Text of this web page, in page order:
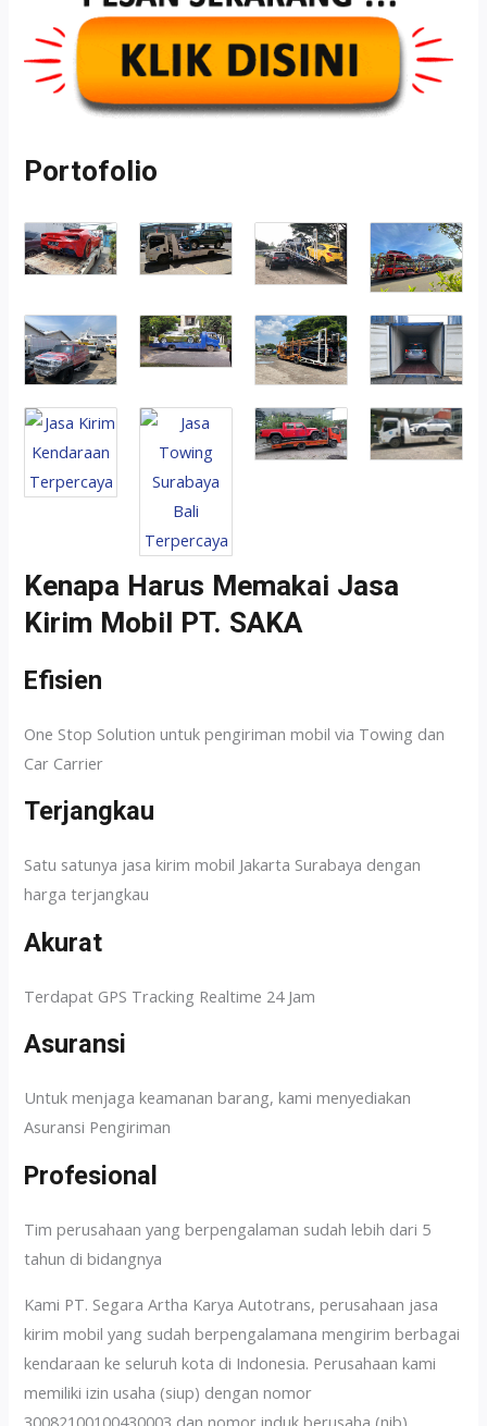
Portofolio
Kenapa Harus Memakai Jasa
Kirim Mobil PT. SAKA
Efisien
One Stop Solution untuk pengiriman mobil via Towing dan
Car Carrier
Terjangkau
Satu satunya jasa kirim mobil Jakarta Surabaya dengan
harga terjangkau
Akurat
Terdapat GPS Tracking Realtime 24 Jam
Asuransi
Untuk menjaga keamanan barang, kami menyediakan
Asuransi Pengiriman
Profesional
Tim perusahaan yang berpengalaman sudah lebih dari 5
tahun di bidangnya
Kami PT. Segara Artha Karya Autotrans, perusahaan jasa
kirim mobil yang sudah berpengalamana mengirim berbagai
kendaraan ke seluruh kota di Indonesia. Perusahaan kami
memiliki izin usaha (siup) dengan nomor
30082100100430003 dan nomor induk berusaha (nib)